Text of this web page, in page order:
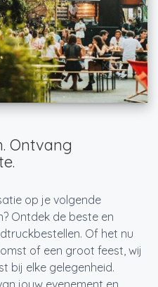
Ontvang
op je volgende
Ontdek de beste en
Of het nu
of een groot feest, wij
bij elke gelegenheid.